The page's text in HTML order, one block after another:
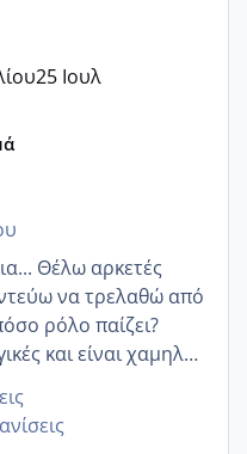
25 Ιουλ
Θέλω αρκετές
ρόλο παίζει?
και είναι χαμηλή
Είχα ήδη μια
να τερματιστεί
και προσπαθώ 7